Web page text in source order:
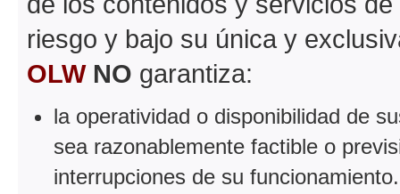
riesgo y bajo su única y
OLW NO garantiza:
la operatividad o disponibilidad de
sea razonablemente factible o
interrupciones de su funcionamiento.